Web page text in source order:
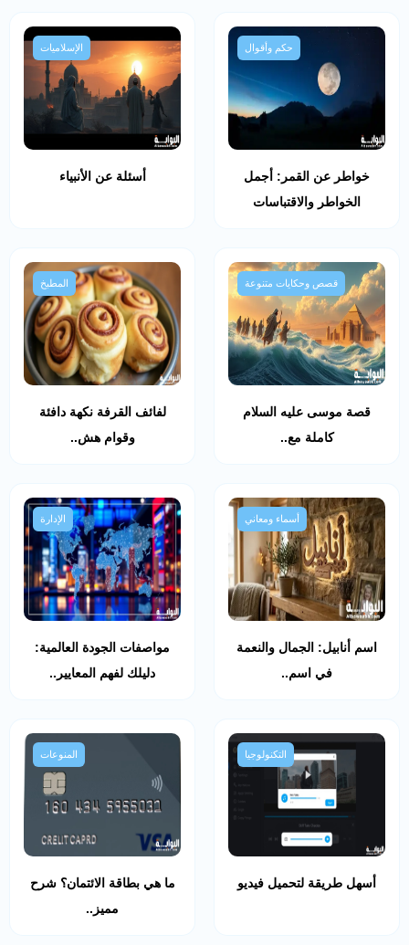
حكم وأقوال
خواطر عن القمر: أجمل
الخواطر والاقتباسات
الإسلاميات
أسئلة عن الأنبياء
قصص وحكايات متنوعة
قصة موسى عليه السلام
كاملة مع..
المطبخ
لفائف القرفة نكهة دافئة
وقوام هش..
أسماء ومعاني
اسم أنابيل: الجمال والنعمة
في اسم..
الإدارة
مواصفات الجودة العالمية:
دليلك لفهم المعايير..
التكنولوجيا
أسهل طريقة لتحميل فيديو
المنوعات
ما هي بطاقة الائتمان؟ شرح
مميز..